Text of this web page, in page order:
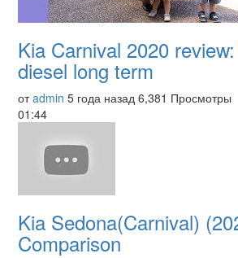
Kia Carnival 2020
diesel long term
отadmin 5 года назад 6,381 Просмотры
01:44
Kia Sedona(Carnival)
Comparison